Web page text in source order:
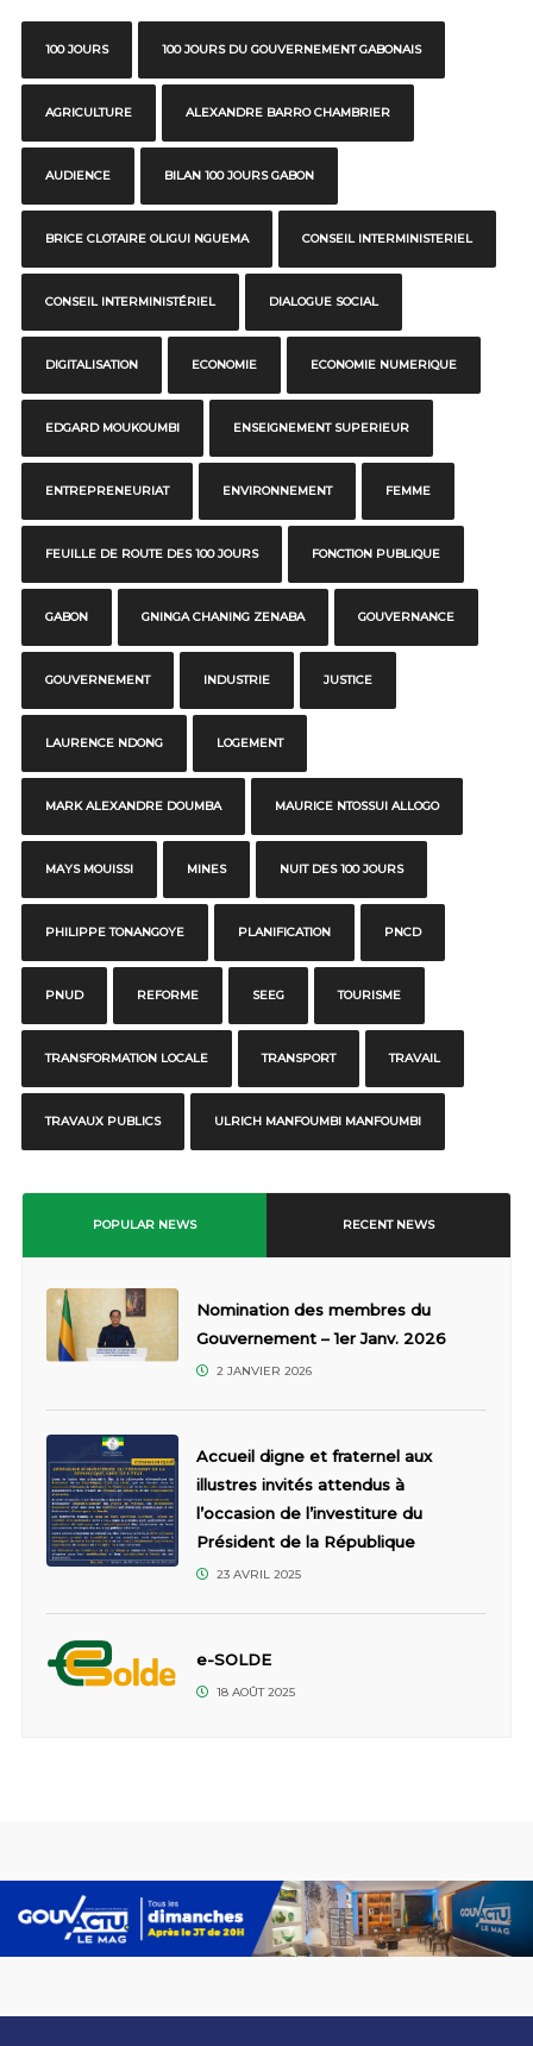
100 JOURS 100 JOURS DU GOUVERNEMENT GABONAIS
AGRICULTURE ALEXANDRE BARRO CHAMBRIER
AUDIENCE BILAN 100 JOURS GABON
BRICE CLOTAIRE OLIGUI NGUEMA CONSEIL INTERMINISTERIEL
CONSEIL INTERMINISTÉRIEL DIALOGUE SOCIAL
DIGITALISATION ECONOMIE ECONOMIE NUMERIQUE
EDGARD MOUKOUMBI ENSEIGNEMENT SUPERIEUR
ENTREPRENEURIAT ENVIRONNEMENT FEMME
FEUILLE DE ROUTE DES 100 JOURS FONCTION PUBLIQUE
GABON GNINGA CHANING ZENABA GOUVERNANCE
GOUVERNEMENT INDUSTRIE JUSTICE
LAURENCE NDONG LOGEMENT
MARK ALEXANDRE DOUMBA MAURICE NTOSSUI ALLOGO
MAYS MOUISSI MINES NUIT DES 100 JOURS
PHILIPPE TONANGOYE PLANIFICATION PNCD
PNUD REFORME SEEG TOURISME
TRANSFORMATION LOCALE TRANSPORT TRAVAIL
TRAVAUX PUBLICS ULRICH MANFOUMBI MANFOUMBI
POPULAR NEWS RECENT NEWS
Nomination des membres du
Gouvernement – 1er Janv. 2026
2 JANVIER 2026
Accueil digne et fraternel aux
illustres invités attendus à
l’occasion de l’investiture du
Président de la République
23 AVRIL 2025
e-SOLDE
18 AOÛT 2025